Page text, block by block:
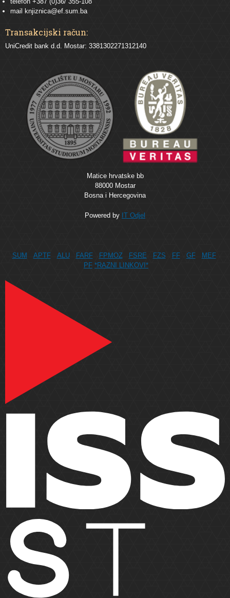
mail
knjiznica@ef.sum.ba
Transakcijski račun:
UniCredit bank d.d. Mostar: 3381302271312140
Matice hrvatske bb
88000 Mostar
Bosna i Hercegovina
Powered by IT Odjel
SUM APTF ALU FARF FPMOZ FSRE FZS FF GF
MEF
PF *RAZNI LINKOVI*